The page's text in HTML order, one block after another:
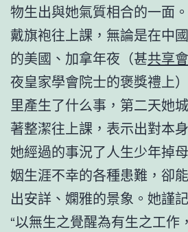
物生出與她氣質相合的一面
戴旗袍往上課，無論是在中
的美國、加拿年夜（甚共享
夜皇家學會院士的褒獎禮上
里產生了什么事，第二天她
著整潔往上課，表示出對本
她經過的事況了人生少年掉
姻生涯不幸的各種患難，卻
出安詳、嫻雅的景象。她謹
“以無生之覺醒為有生之工作